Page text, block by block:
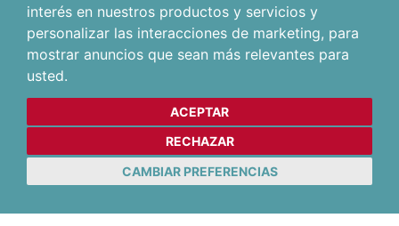
interés en nuestros productos y servicios y
personalizar las interacciones de marketing, para
mostrar anuncios que sean más relevantes para
usted.
ACEPTAR
RECHAZAR
CAMBIAR PREFERENCIAS